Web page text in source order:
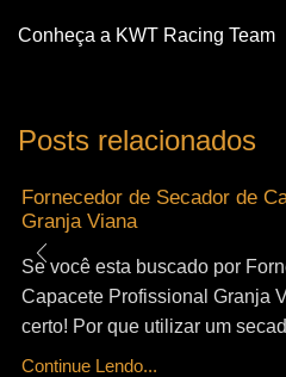
Conheça a KWT Racing Team
Posts relacionados
Fornecedor de Secador de
Granja Viana
Se você esta buscado por
Capacete Profissional Granja
certo! Por que utilizar um
Continue Lendo...